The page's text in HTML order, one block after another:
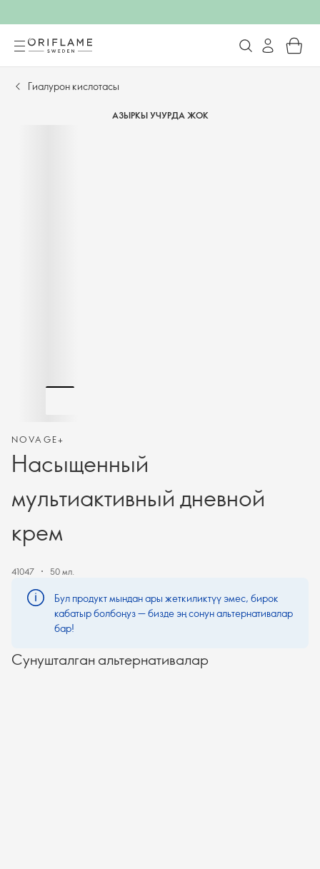
Гиалурон кислотасы
АЗЫРКЫ УЧУРДА ЖОК
NOVAGE+
Насыщенный
мультиактивный дневной
крем
41047 50 мл.
Бул продукт мындан ары жеткиликтүү эмес, бирок
кабатыр болбоңуз — бизде эң сонун альтернативалар
бар!
Сунушталган альтернативалар